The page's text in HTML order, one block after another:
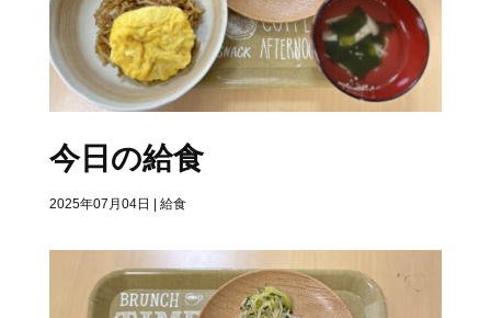
今日の給食
2025年07月04日 給食